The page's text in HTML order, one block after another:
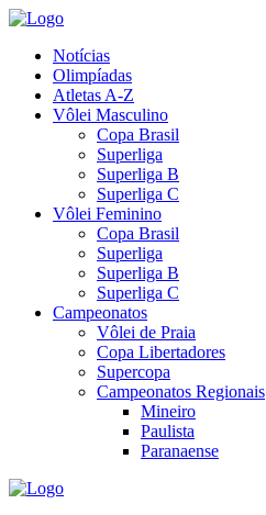
Notícias
Olimpíadas
Atletas A-Z
Vôlei Masculino
Copa Brasil
Superliga
Superliga B
Superliga C
Vôlei Feminino
Copa Brasil
Superliga
Superliga B
Superliga C
Campeonatos
Vôlei de Praia
Copa Libertadores
Supercopa
Campeonatos Regionais
Mineiro
Paulista
Paranaense